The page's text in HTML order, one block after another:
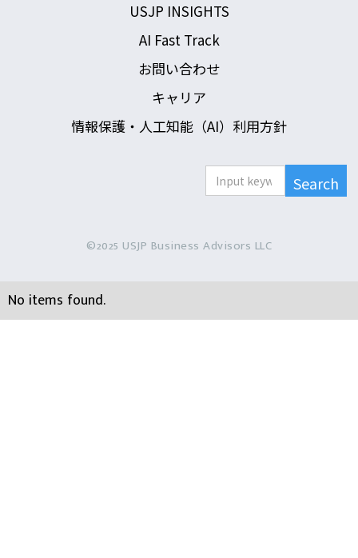
USJP INSIGHTS
AI Fast Track
お問い合わせ
キャリア
情報保護・人工知能（AI）利用方針
©2025 USJP Business Advisors LLC
No items found.